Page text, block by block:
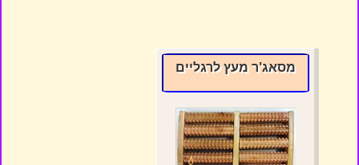
מסאג'ר מעץ לרגליים